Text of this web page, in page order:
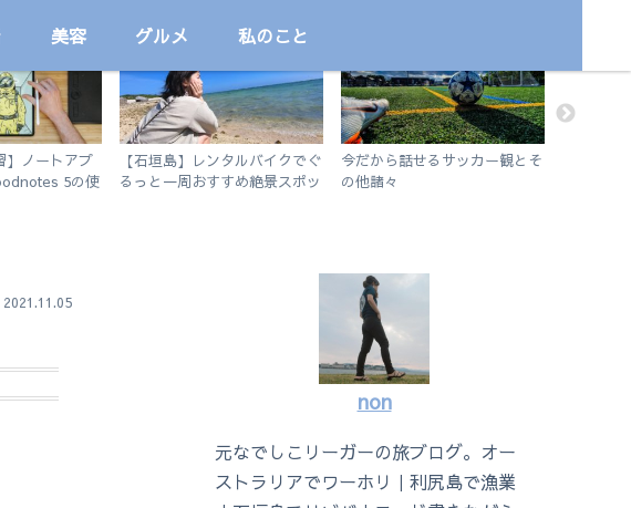
美容 グルメ 私のこと
】ノートアプ
5の使
旅
【石垣島】レンタルバイクでぐ
るっと一周おすすめ絶景スポッ
今だから話せるサッカー観とそ
の他諸々
2021.11.05
non
元なでしこリーガーの旅ブログ。オー
ストラリアでワーホリ｜利尻島で漁業